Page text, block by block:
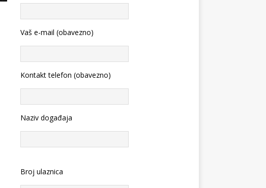
Vaš e-mail (obavezno)
Kontakt telefon (obavezno)
Naziv događaja
Broj ulaznica